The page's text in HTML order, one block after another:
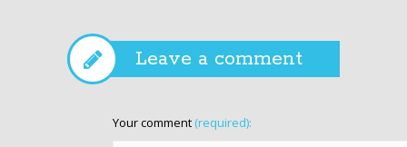
Leave a comment
Your comment (required):